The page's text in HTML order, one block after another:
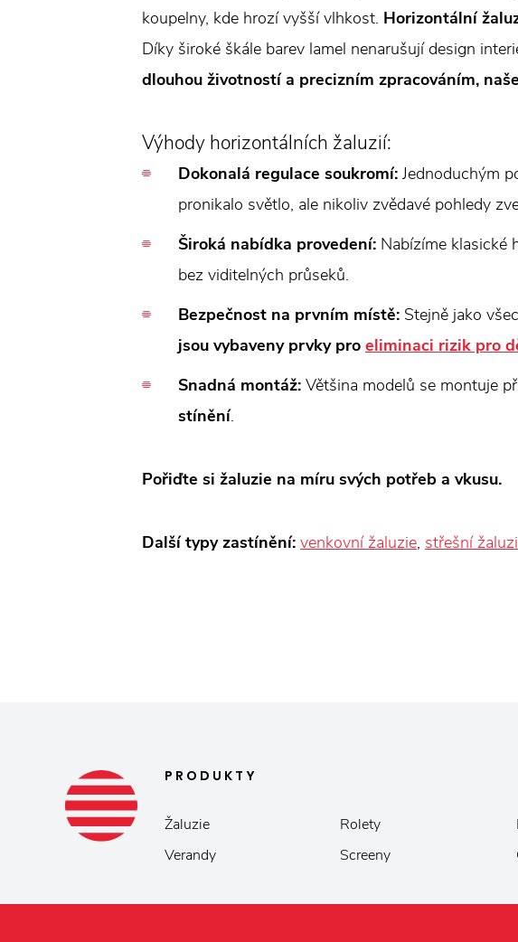
koupelny, kde hrozí vyšší vlhkost. Horizontální
Díky široké škále barev lamel nenarušují design
dlouhou životností a precizním zpracováním,
Výhody horizontálních žaluzií:
Dokonalá regulace soukromí:Jednoduchým
pronikalo světlo, ale nikoliv zvědavé pohledy
Široká nabídka provedení: Nabízíme klasické
bez viditelných průseků.
Bezpečnost na prvním místě: Stejně jako
jsou vybaveny prvky pro eliminaci rizik pro
Snadná montáž: Většina modelů se montuje
stínění.
Pořiďte si žaluzie na míru svých potřeb a vkusu.
Další typy zastínění: venkovní žaluzie, střešní
PRODUKTY
Žaluzie Rolety
Verandy
Screeny